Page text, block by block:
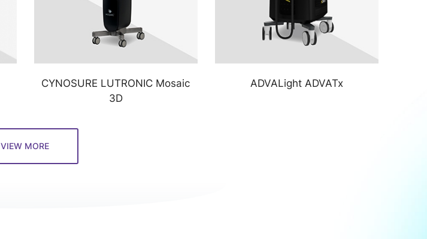
CYNOSURE LUTRONIC Mosaic
3D
ADVALight ADVATx
VIEW MORE